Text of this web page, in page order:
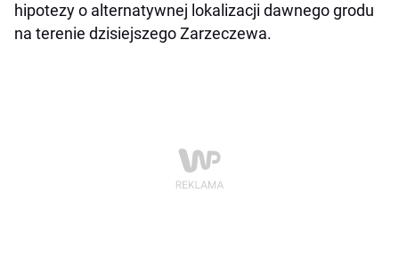
hipotezy o alternatywnej lokalizacji dawnego grodu
na terenie dzisiejszego Zarzeczewa.